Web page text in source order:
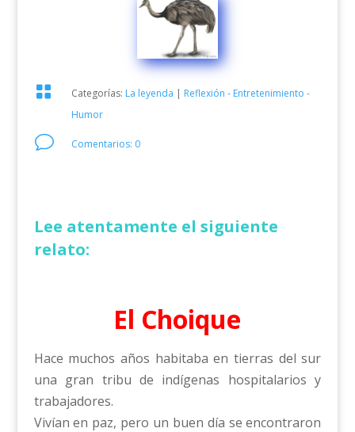
 Categorías: La leyenda | Reflexión - Entretenimiento -
Humor
v Comentarios: 0
Lee atentamente el siguiente
relato:
El Choique
Hace muchos años habitaba en tierras del sur
una gran tribu de indígenas hospitalarios y
trabajadores.
Vivían en paz, pero un buen día se encontraron